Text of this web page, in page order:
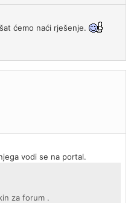
ćemo naći rješenje.
vodi se na portal.
za forum .